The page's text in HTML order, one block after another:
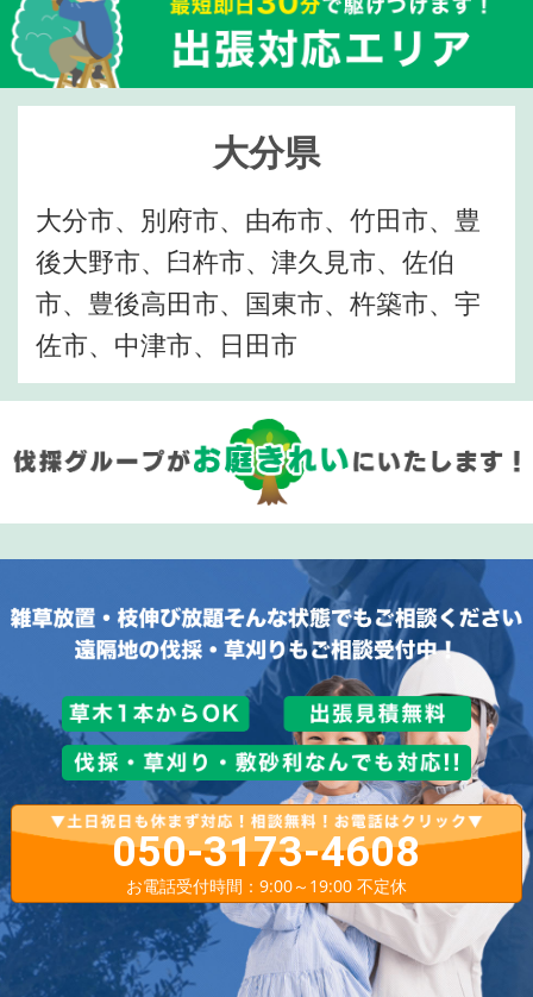
大分県
大分市、別府市、由布市、竹田市、豊
後大野市、臼杵市、津久見市、佐伯
市、豊後高田市、国東市、杵築市、宇
佐市、中津市、日田市
050-3173-4608
お電話受付時間：9:00～19:00 不定休